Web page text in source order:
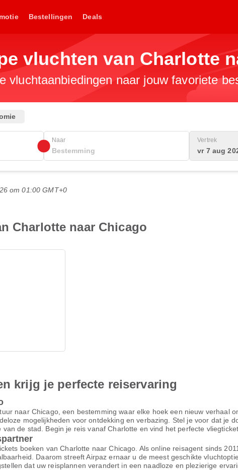
Bestellingen Deals
vluchten van Charlotte
vluchtaanbiedingen naar jouw favoriete
Naar Vertrek
vr 7 aug
om 01:00 GMT+0
Charlotte naar Chicago
krijg je perfecte reiservaring
naar Chicago, een bestemming waar elke hoek een nieuw verhaal
mogelijkheden voor ontdekking en verbazing. Stel je voor dat je
de stad. Begin je reis vanaf Charlotte en vind het perfecte
boeken van Charlotte naar Chicago. Als online reisagent sinds
Daarom streeft Airpaz ernaar u de meest geschikte
dat uw reisplannen verandert in een naadloze en plezierige